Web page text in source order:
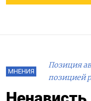
МНЕНИЯ
Позиция
позицией